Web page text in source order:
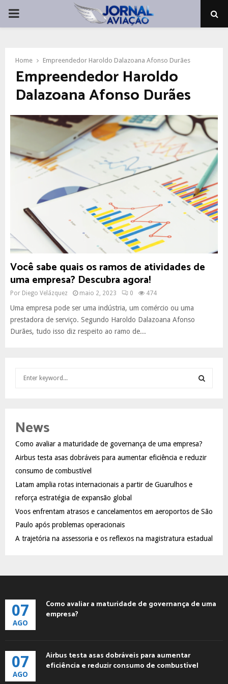
PRIMARY
Home Empreendedor Haroldo Dalazoana Afonso Durães
Empreendedor Haroldo
Dalazoana Afonso Durães
Você sabe quais os ramos de atividades de
uma empresa? Descubra agora!
Por Diego Velázquez maio 2, 2023 0 474
Uma empresa pode ser uma indústria, um comércio ou uma
prestadora de serviço. Segundo Haroldo Dalazoana Afonso
Durães, tudo isso diz respeito ao ramo de...
h
o
r
:
R
News
Como avaliar a maturidade de governança de uma empresa?
Airbus testa asas dobráveis para aumentar eficiência e reduzir
consumo de combustível
Latam amplia rotas internacionais a partir de Guarulhos e
reforça estratégia de expansão global
Voos enfrentam atrasos e cancelamentos em aeroportos de São
Paulo após problemas operacionais
A trajetória na assessoria e os reflexos na magistratura estadual
07
AGO
Como avaliar a maturidade de governança de uma
empresa?
07
AGO
Airbus testa asas dobráveis para aumentar
eficiência e reduzir consumo de combustível